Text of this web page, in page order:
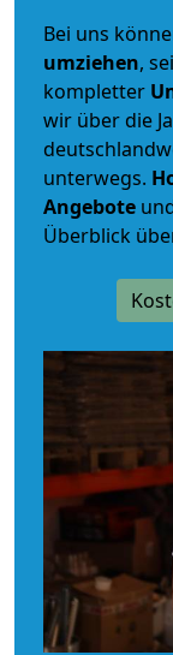
Bei uns
umziehen,
kompletter
wir über die
unterwegs.
Angebote
Überblick